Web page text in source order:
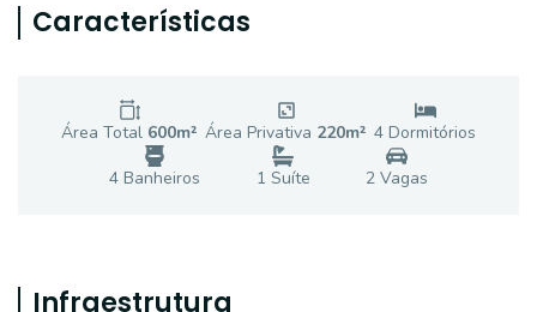
Características
Área Total 600m² Área Privativa 220m² 4 Dormitórios
4 Banheiros 1 Suíte 2Vagas
Infraestrutura